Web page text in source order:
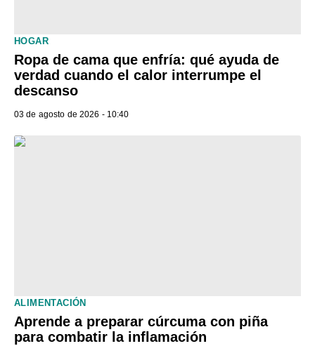
HOGAR
Ropa de cama que enfría: qué ayuda de
verdad cuando el calor interrumpe el
descanso
03 de agosto de 2026 - 10:40
ALIMENTACIÓN
Aprende a preparar cúrcuma con piña
para combatir la inflamación